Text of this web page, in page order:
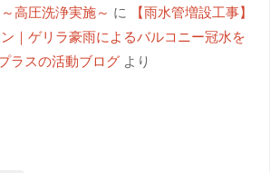
高圧洗浄実施～ に
【雨水管増設工事】
｜ゲリラ豪雨によるバルコニー冠水を
ラスの活動ブログ より